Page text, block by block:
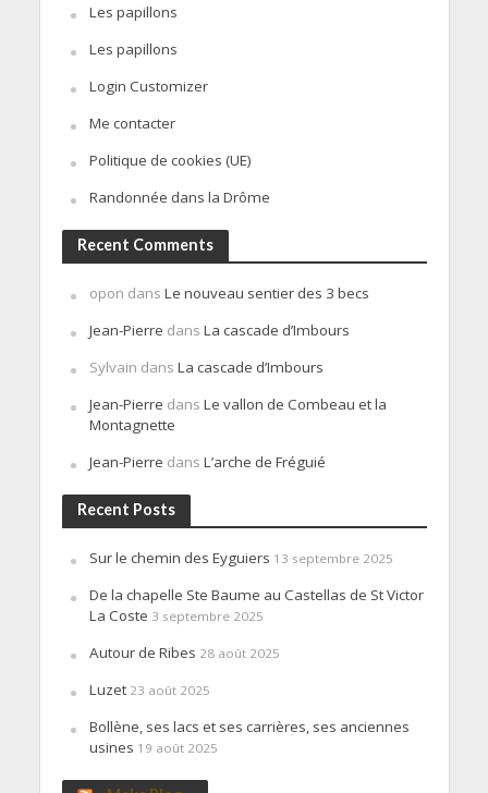
Les papillons
Les papillons
Login Customizer
Me contacter
Politique de cookies (UE)
Randonnée dans la Drôme
Recent Comments
opon dans Le nouveau sentier des 3 becs
Jean-Pierre dans La cascade d’Imbours
Sylvain dans La cascade d’Imbours
Jean-Pierre dans Le vallon de Combeau et la
Montagnette
Jean-Pierre dans L’arche de Fréguié
Recent Posts
Sur le chemin des Eyguiers 13 septembre 2025
De la chapelle Ste Baume au Castellas de St Victor
La Coste 3 septembre 2025
Autour de Ribes 28 août 2025
Luzet 23 août 2025
Bollène, ses lacs et ses carrières, ses anciennes
usines 19 août 2025